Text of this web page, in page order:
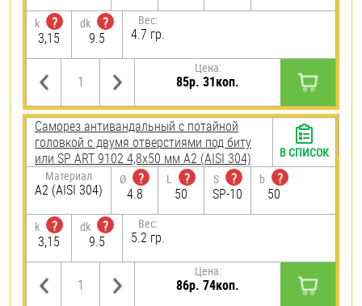
k
?
3,15
dk
?
9.5
Вес:
4.7 гр.
Цена:
85р. 31коп.
Саморез антивандальный с потайной
головкой с двумя отверстиями под биту
или SP ART 9102 4,8х50 мм А2 (AISI 304)
Материал
А2 (AISI 304)
Ø
?
4.8
L
?
50
S
?
SP-10
b
?
50
k
?
3,15
dk
?
9.5
Вес:
5.2 гр.
Цена:
86р. 74коп.
В СПИСОК